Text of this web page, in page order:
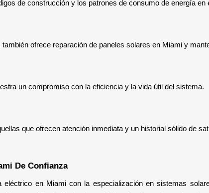
de construcción y los patrones de consumo de energía en
ofrece reparación de paneles solares en Miami y
un compromiso con la eficiencia y la vida útil del sistema.
que ofrecen atención inmediata y un historial sólido de
De Confianza
en Miami con la especialización en sistemas